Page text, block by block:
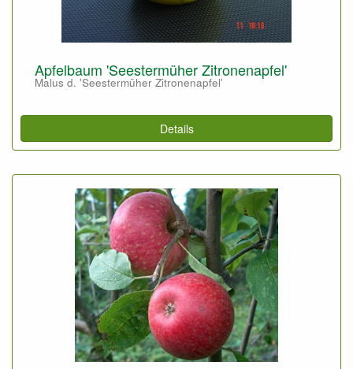
Apfelbaum 'Seestermüher Zitronenapfel'
Malus d. 'Seestermüher Zitronenapfel'
Details